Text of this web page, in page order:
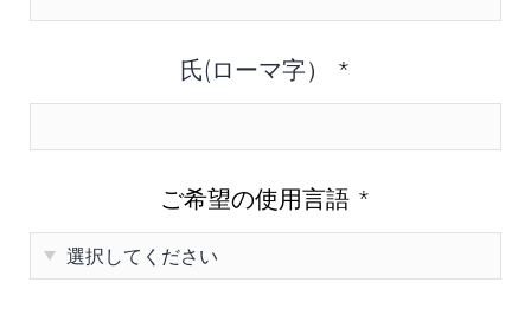
氏(ローマ字） *
ご希望の使用言語 *